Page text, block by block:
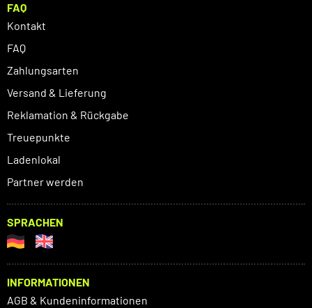
FAQ
Kontakt
FAQ
Zahlungsarten
Versand & Lieferung
Reklamation & Rückgabe
Treuepunkte
Ladenlokal
Partner werden
SPRACHEN
INFORMATIONEN
AGB & Kundeninformationen